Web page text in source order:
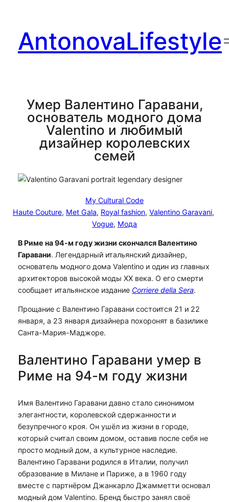
содержимому
AntonovaLifestyle
Умер Валентино Гаравани,
основатель модного дома
Valentino и любимый
дизайнер королевских
семей
My Cultural Code
Haute Couture, Met Gala, Royal fashion, Valentino Garavani
Vogue, Мода
В Риме на 94-м году жизни скончался Валентино
Гаравани. Легендарный итальянский дизайнер,
основатель модного дома Valentino и один из главных
архитекторов высокой моды XX века. О его смерти
сообщает итальянское издание Corriere della Sera.
Прощание с Валентино Гаравани состоится 21 и 22
января, а 23 января дизайнера похоронят в базилике
Санта-Мария-Маджоре.
Валентино Гаравани умер в
Риме на 94-м году жизни
Имя Валентино Гаравани давно стало синонимом
элегантности, королевской сдержанности и
безупречного кроя. Он ушёл из жизни в городе,
который считал своим домом, оставив после себя не
просто модный дом, а культурное наследие.
Валентино Гаравани родился в Италии, получил
образование в Милане и Париже, а в 1960 году
вместе с партнёром Джанкарло Джамметти основал
модный дом Valentino. Бренд быстро занял своё